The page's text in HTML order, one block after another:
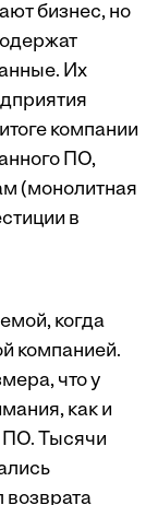
бизнес, но
Их
компании
ПО,
(монолитная
в
когда
компанией.
что у
как и
ПО. Тысячи
возврата